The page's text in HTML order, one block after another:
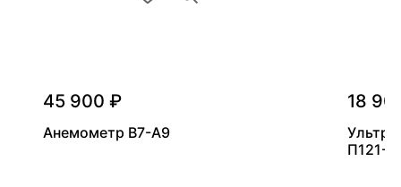
45 900 ₽
Анемометр В7-А9
18
П121-